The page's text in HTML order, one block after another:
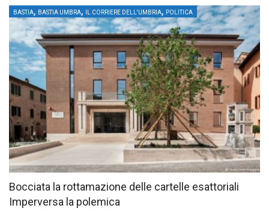
BASTIA, BASTIA UMBRA, IL CORRIERE DELL'UMBRIA, POLITICA
Bocciata la rottamazione delle cartelle esattoriali
Imperversa la polemica